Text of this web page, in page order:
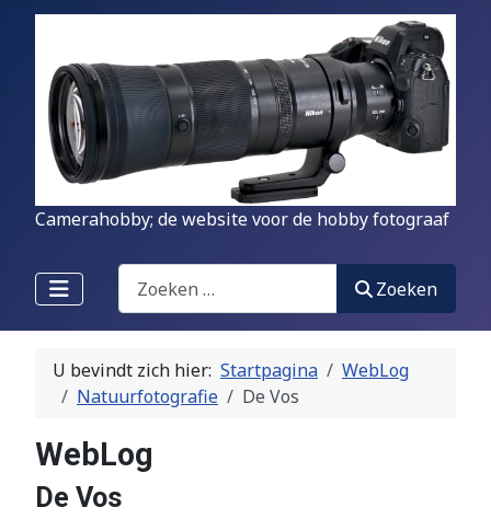
Camerahobby; de website voor de hobby fotograaf
Zoeken
Zoeken
U bevindt zich hier: Startpagina
WebLog
Natuurfotografie
De Vos
WebLog
De Vos